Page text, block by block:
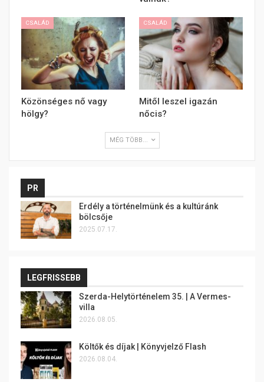
CSALÁD
Közönséges nő vagy
hölgy?
CSALÁD
Mitől leszel igazán
nőcis?
MÉG TÖBB...
PR
Erdély a történelmünk és a kultúránk
bölcsője
2025.07.17.
LEGFRISSEBB
Szerda-Helytörténelem 35. | A Vermes-
villa
2026.08.05.
Költők és díjak | Könyvjelző Flash
2026.08.04.